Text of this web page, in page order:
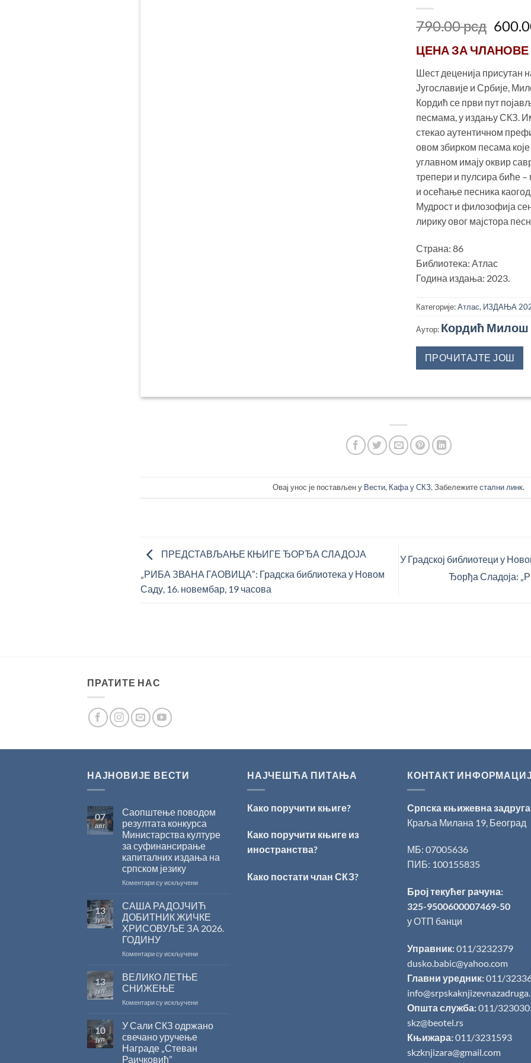
790.00рсд
је
била:
ЦЕНА ЗА ЧЛАНОВЕ
Шест деценија присутан
Југославије и Србије,
Кордић се први пут
песмама, у издању СКЗ.
стекао аутентичном
овом збирком песама које
углавном имају оквир
трепери и пулсира биће –
и осећање песника
Мудрост и филозофија
лирику овог мајстора
Страна: 86
Библиотека: Атлас
Година издања: 2023.
Категорије:Атлас, ИЗДАЊА
Аутор: Кордић Милош
ПРОЧИТАЈТЕ ЈОШ
Овај унос је постављен у Вести, Кафа у СКЗ. Забележитестални линк.
ПРЕДСТАВЉАЊЕ КЊИГЕ ЂОРЂА СЛАДОЈА
„РИБА ЗВАНА ГАОВИЦА”: Градска библиотека у Новом
Саду, 16. новембар, 19 часова
У Градској библиотеци у
Ђорђа Сладоја:
ПРАТИТЕ НАС
НАЈНОВИЈЕ ВЕСТИ
07
авг
Саопштење поводом
резултата конкурса
Министарства културе
за суфинансирање
капиталних издања на
српском језику
Коментари су искљученина
поводом
резултата
конкурса
Министарства
за
српском
13
јул
САША РАДОЈЧИЋ
ДОБИТНИК ЖИЧКЕ
ХРИСОВУЉЕ ЗА 2026.
ГОДИНУ
Коментари су искљученина
ХРИСОВУЉЕ
2026.
13
јул
ВЕЛИКО ЛЕТЊЕ
СНИЖЕЊЕ
Коментари су искљученина
СНИЖЕЊЕ
10
јул
У Сали СКЗ одржано
свечано уручење
Награде „Стеван
Раичковић”
НАЈЧЕШЋА ПИТАЊА
Како поручити књиге?
Како поручити књиге из
иностранства?
Како постати члан СКЗ?
КОНТАКТ
Српска књижевна задруга
Краља Милана 19, Београд
МБ: 07005636
ПИБ: 100155835
Број текућег рачуна:
325-9500600007469-50
у ОТП банци
Управник:011/3232379
dusko.babic@yahoo.com
Главни уредник:011/
Општа служба:011/
skz@beotel.rs
Књижара:011/3231593
skzknjizara@gmail.com